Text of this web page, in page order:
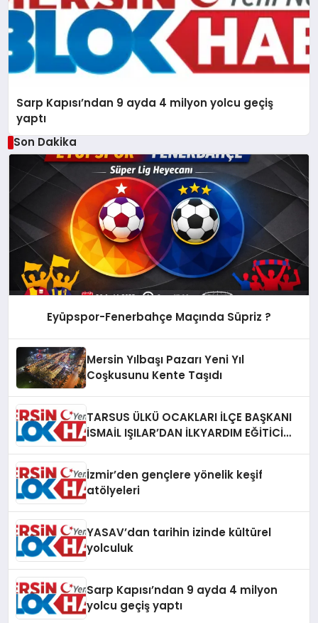
Sarp Kapısı’ndan 9 ayda 4 milyon yolcu geçiş
yaptı
Son Dakika
Eyüpspor-Fenerbahçe Maçında Süpriz ?
Mersin Yılbaşı Pazarı Yeni Yıl
Coşkusunu Kente Taşıdı
TARSUS ÜLKÜ OCAKLARI İLÇE BAŞKANI
İSMAİL IŞILAR’DAN İLKYARDIM EĞİTİCİ
İzmir’den gençlere yönelik keşif
atölyeleri
YASAV’dan tarihin izinde kültürel
yolculuk
Sarp Kapısı’ndan 9 ayda 4 milyon
yolcu geçiş yaptı